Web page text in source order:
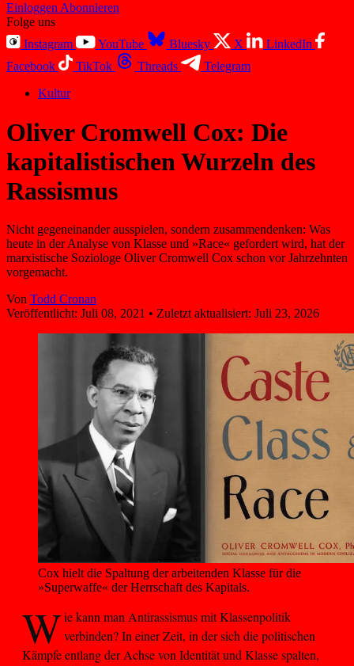
Einloggen Abonnieren
Folge uns
Instagram
YouTube Bluesky X
LinkedIn
Facebook
TikTok Threads
Telegram
Kultur
Oliver Cromwell Cox: Die
kapitalistischen Wurzeln des
Rassismus
Nicht gegeneinander ausspielen, sondern zusammendenken: Was
heute in der Analyse von Klasse und »Race« gefordert wird, hat der
marxistische Soziologe Oliver Cromwell Cox schon vor Jahrzehnten
vorgemacht.
Von Todd Cronan
Veröffentlicht: Juli 08, 2021 • Zuletzt aktualisiert: Juli 23, 2026
Cox hielt die Spaltung der arbeitenden Klasse für die
»Superwaffe« der Herrschaft des Kapitals.
Wie kann man Antirassismus mit Klassenpolitik
verbinden? In einer Zeit, in der sich die politischen
Kämpfe entlang der Achse von Identität und Klasse spalten,